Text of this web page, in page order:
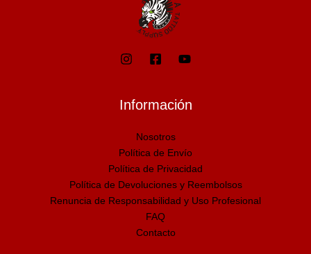
Información
Nosotros
Política de Envío
Política de Privacidad
Política de Devoluciones y Reembolsos
Renuncia de Responsabilidad y Uso Profesional
FAQ
Contacto